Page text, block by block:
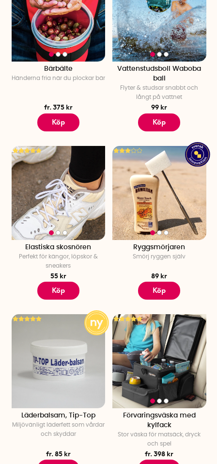
Bärbälte
Händerna fria när du plockar bär
fr. 375 kr
Köp
Vattenstudsboll Waboba
ball
Flyter & studsar snabbt och
långt på vattnet
99 kr
Köp
Elastiska skosnören
Perfekt för kängor, löpskor &
sneakers
55 kr
Köp
Ryggsmörjaren
Smörj ryggen själv
89 kr
Köp
Läderbalsam, Tip-Top
Miljövänligt läderfett som vårdar
och skyddar
fr. 85 kr
Förvaringsväska med
kylfack
Stor väska för matsäck, dryck
och spel
fr. 398 kr